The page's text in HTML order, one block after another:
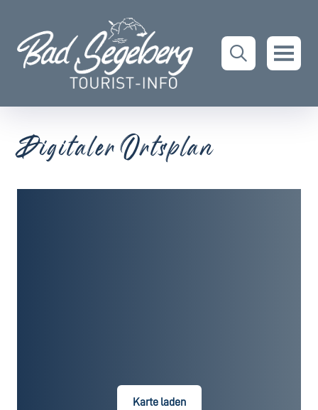
Digitaler Ortsplan
Karte laden